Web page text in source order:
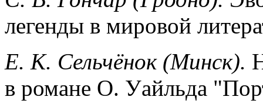
легенды в мировой
Е. К. Сельчёнок (Минск).
в романе О. Уайльда